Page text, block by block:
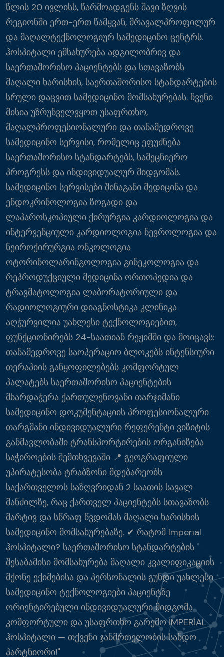
წლის 20 ივლისს, წარმოადგენს შავი ზღვის
რეგიონში ერთ-ერთ წამყვან, მრავალპროფილურ
და მაღალტექნოლოგიურ სამედიცინო ცენტრს.
ჰოსპიტალი ემსახურება ადგილობრივ და
საერთაშორისო პაციენტებს და სთავაზობს
მაღალი ხარისხის, საერთაშორისო სტანდარტების
სრული დაცვით სამედიცინო მომსახურებას. ჩვენი
მისია უზრუნველვყოთ უსაფრთხო,
მაღალპროფესიონალური და თანამედროვე
სამედიცინო სერვისი, რომელიც ეფუძნება
საერთაშორისო სტანდარტებს, სამეცნიერო
პროგრესს და ინდივიდუალურ მიდგომას.
სამედიცინო სერვისები შინაგანი მედიცინა და
ენდოკრინოლოგია ზოგადი და
ლაპაროსკოპიული ქირურგია კარდიოლოგია და
ინტერვენციული კარდიოლოგია ნევროლოგია და
ნეიროქირურგია ონკოლოგია
ოტორინოლარინგოლოგია გინეკოლოგია და
რეპროდუქციული მედიცინა ორთოპედია და
ტრავმატოლოგია ლაბორატორიული და
რადიოლოგიური დიაგნოსტიკა კლინიკა
აღჭურვილია უახლესი ტექნოლოგიებით,
ფუნქციონირებს 24-საათიან რეჟიმში და მოიცავს:
თანამედროვე საოპერაციო ბლოკებს ინტენსიური
თერაპიის განყოფილებებს კომფორტულ
პალატებს საერთაშორისო პაციენტების
მხარდაჭერა ქართულენოვანი თარჯიმანი
სამედიცინო დოკუმენტაციის პროფესიონალური
თარგმანი ინდივიდუალური რეფერენტი ვიზიტის
განმავლობაში ტრანსპორტირების ორგანიზება
საჭიროების შემთხვევაში 📍 გეოგრაფიული
უპირატესობა ტრაბზონი მდებარეობს
საქართველოს საზღვრიდან 2 საათის სავალ
მანძილზე, რაც ქართველ პაციენტებს სთავაზობს
მარტივ და სწრაფ წვდომას მაღალი ხარისხის
სამედიცინო მომსახურებაზე. ✔ რატომ Imperial
ჰოსპიტალი? საერთაშორისო სტანდარტების
შესაბამისი მომსახურება მაღალი კვალიფიკაციის
მქონე ექიმებისა და პერსონალის გუნდი უახლესი
სამედიცინო ტექნოლოგიები პაციენტზე
ორიენტირებული ინდივიდუალური მიდგომა
კომფორტული და უსაფრთხო გარემო İMPERİAL
ჰოსპიტალი — თქვენი ჯანმრთელობის სანდო
პარტნიორი!"